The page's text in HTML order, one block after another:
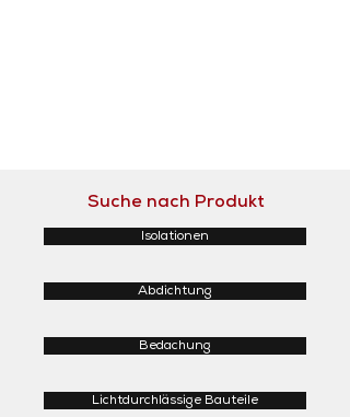
Suche nach Produkt
Isolationen
Abdichtung
Bedachung
Lichtdurchlässige Bauteile